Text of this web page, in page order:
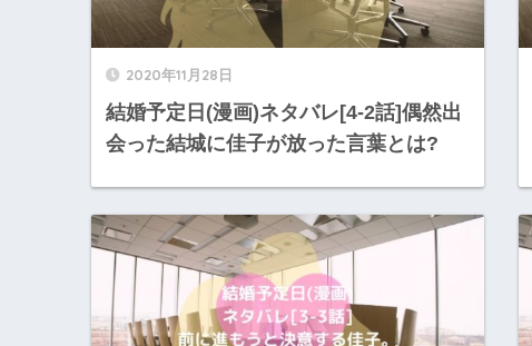
2020年11月28日
結婚予定日(漫画)ネタバレ[4-2話]偶然出
会った結城に佳子が放った言葉とは?